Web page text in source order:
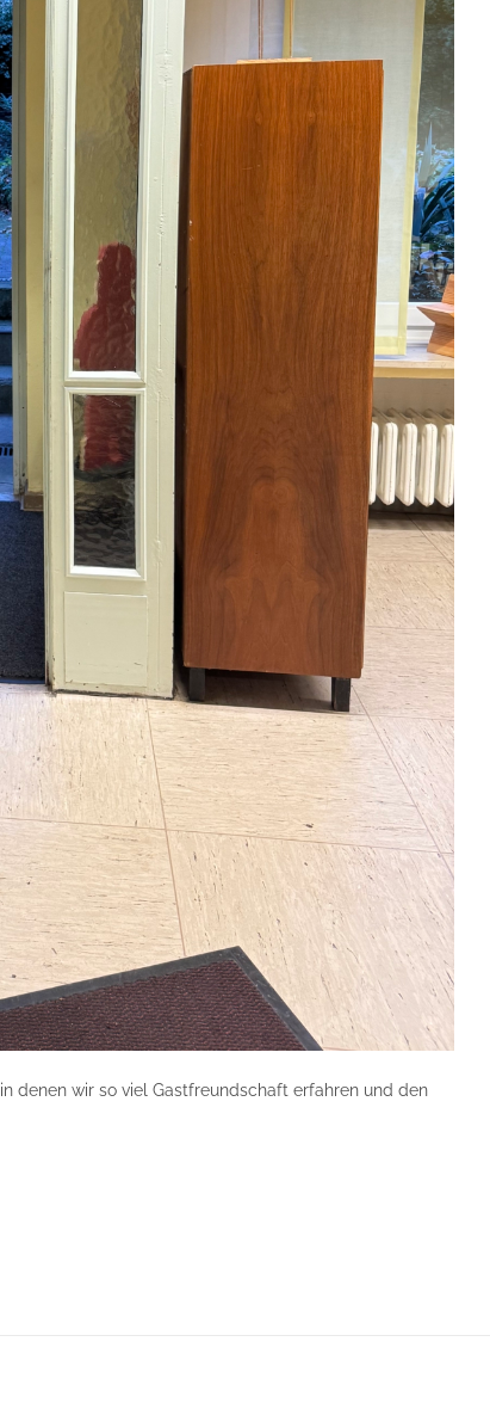
denen wir so viel Gastfreundschaft erfahren und den